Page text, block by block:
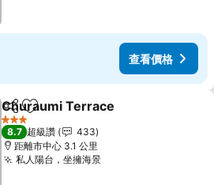
查看價格
分享 加入我的最愛
Churaumi Terrace
3 星級
8.7 超級讚
433
距離市中心 3.1 公里
私人陽台，坐擁海景查看價格